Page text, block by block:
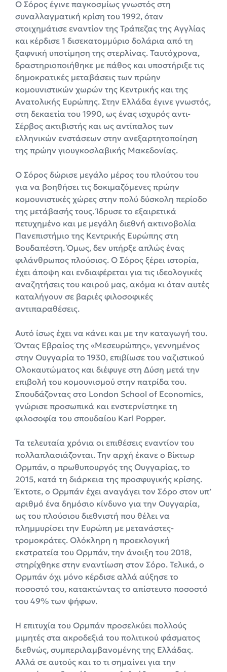
Ο Σόρος έγινε παγκοσμίως γνωστός στη
συναλλαγματική κρίση του 1992, όταν
στοιχημάτισε εναντίον της Τράπεζας της Αγγλίας
και κέρδισε 1 δισεκατομμύριο δολάρια από τη
ξαφνική υποτίμηση της στερλίνας. Ταυτόχρονα,
δραστηριοποιήθηκε με πάθος και υποστήριξε τις
δημοκρατικές μεταβάσεις των πρώην
κομουνιστικών χωρών της Κεντρικής και της
Ανατολικής Ευρώπης. Στην Ελλάδα έγινε γνωστός,
στη δεκαετία του 1990, ως ένας ισχυρός αντι-
Σέρβος ακτιβιστής και ως αντίπαλος των
ελληνικών ενστάσεων στην ανεξαρτητοποίηση
της πρώην γιουγκοσλαβικής Μακεδονίας.
Ο Σόρος δώρισε μεγάλο μέρος του πλούτου του
για να βοηθήσει τις δοκιμαζόμενες πρώην
κομουνιστικές χώρες στην πολύ δύσκολη περίοδο
της μετάβασής τους. Ίδρυσε το εξαιρετικά
πετυχημένο και με μεγάλη διεθνή ακτινοβολία
Πανεπιστήμιο της Κεντρικής Ευρώπης στη
Βουδαπέστη. Όμως, δεν υπήρξε απλώς ένας
φιλάνθρωπος πλούσιος. Ο Σόρος ξέρει ιστορία,
έχει άποψη και ενδιαφέρεται για τις ιδεολογικές
αναζητήσεις του καιρού μας, ακόμα κι όταν αυτές
καταλήγουν σε βαριές φιλοσοφικές
αντιπαραθέσεις.
Αυτό ίσως έχει να κάνει και με την καταγωγή του.
Όντας Εβραίος της «Μεσευρώπης», γεννημένος
στην Ουγγαρία το 1930, επιβίωσε του ναζιστικού
Ολοκαυτώματος και διέφυγε στη Δύση μετά την
επιβολή του κομουνισμού στην πατρίδα του.
Σπουδάζοντας στο London School of Economics,
γνώρισε προσωπικά και ενστερνίστηκε τη
φιλοσοφία του σπουδαίου Karl Popper.
Τα τελευταία χρόνια οι επιθέσεις εναντίον του
πολλαπλασιάζονται. Την αρχή έκανε ο Βίκτωρ
Ορμπάν, ο πρωθυπουργός της Ουγγαρίας, το
2015, κατά τη διάρκεια της προσφυγικής κρίσης.
Έκτοτε, ο Ορμπάν έχει αναγάγει τον Σόρο στον υπ’
αριθμό ένα δημόσιο κίνδυνο για την Ουγγαρία,
ως του πλούσιου διεθνιστή που θέλει να
πλημμυρίσει την Ευρώπη με μετανάστες-
τρομοκράτες. Ολόκληρη η προεκλογική
εκστρατεία του Ορμπάν, την άνοιξη του 2018,
στηρίχθηκε στην εναντίωση στον Σόρο. Τελικά, ο
Ορμπάν όχι μόνο κέρδισε αλλά αύξησε το
ποσοστό του, κατακτώντας το απίστευτο ποσοστό
του 49% των ψήφων.
Η επιτυχία του Ορμπάν προσελκύει πολλούς
μιμητές στα ακροδεξιά του πολιτικού φάσματος
διεθνώς, συμπεριλαμβανομένης της Ελλάδας.
Αλλά σε αυτούς και το τι σημαίνει για την